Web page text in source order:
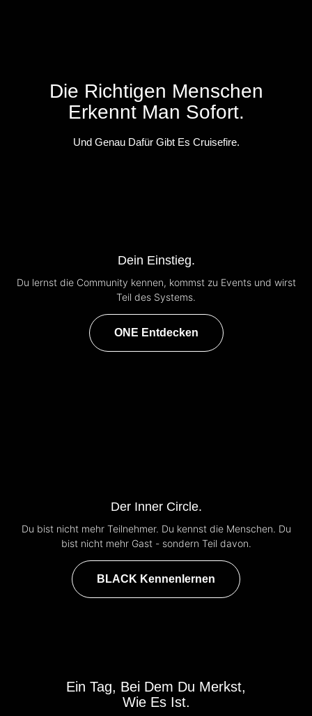
Die Richtigen Menschen
Erkennt Man Sofort.
Und Genau Dafür Gibt Es Cruisefire.
Dein Einstieg.
Du lernst die Community kennen, kommst zu Events und wirst
Teil des Systems.
ONE Entdecken
Der Inner Circle.
Du bist nicht mehr Teilnehmer. Du kennst die Menschen. Du
bist nicht mehr Gast - sondern Teil davon.
BLACK Kennenlernen
Ein Tag, Bei Dem Du Merkst,
Wie Es Ist.